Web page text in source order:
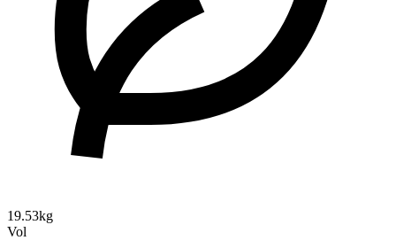
19.53kg
Vol